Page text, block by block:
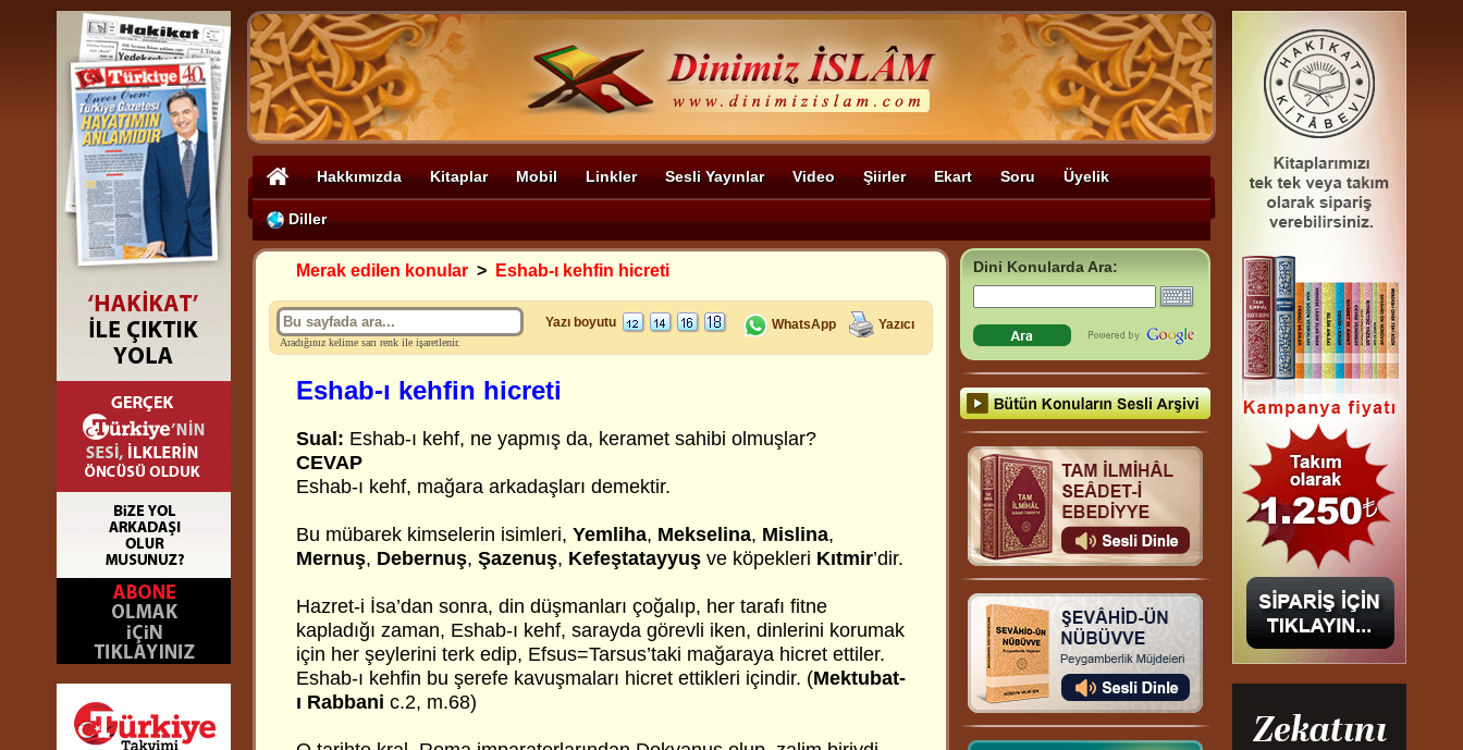
Hakkımızda Kitaplar Mobil Linkler Sesli Yayınlar Video Şiirler Ekart Soru Üyelik
Diller
Merak edilen konular > Eshab-ı kehfin hicreti
Aradığınız kelime sarı renk ile işaretlenir.
Yazı boyutu WhatsApp Yazıcı
Eshab-ı kehfin hicreti
Sual: Eshab-ı kehf, ne yapmış da, keramet sahibi olmuşlar?
CEVAP
Eshab-ı kehf, mağara arkadaşları demektir.
Bu mübarek kimselerin isimleri, Yemliha, Mekselina, Mislina,
Mernuş, Debernuş, Şazenuş, Kefeştatayyuş ve köpekleri Kıtmir’dir.
Hazret-i İsa’dan sonra, din düşmanları çoğalıp, her tarafı fitne
kapladığı zaman, Eshab-ı kehf, sarayda görevli iken, dinlerini korumak
için her şeylerini terk edip, Efsus=Tarsus’taki mağaraya hicret ettiler.
Eshab-ı kehfin bu şerefe kavuşmaları hicret ettikleri içindir. (Mektubat-
ı Rabbani c.2, m.68)
Dini Konularda Ara: